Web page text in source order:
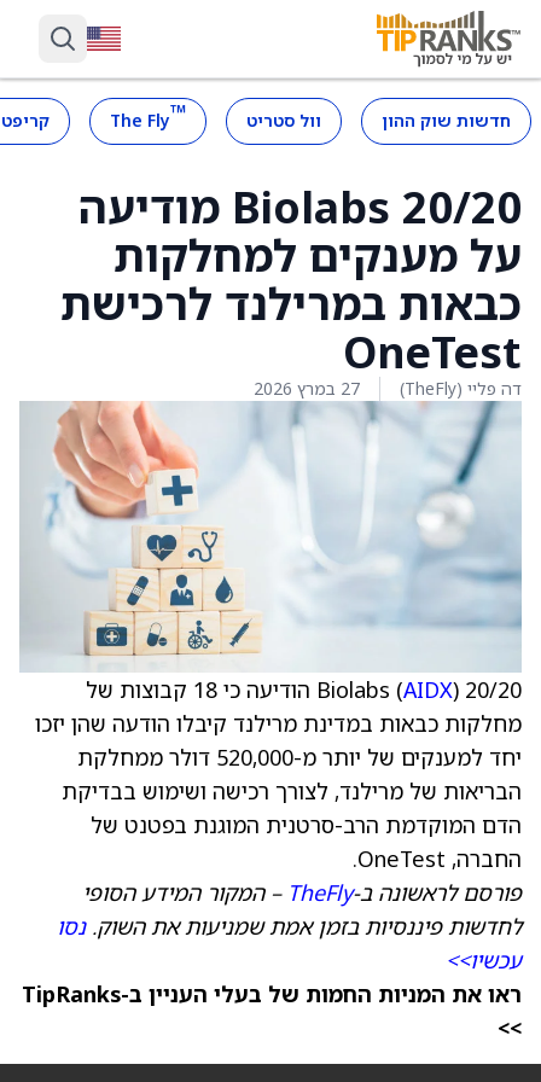
חדשות שוק ההון וול סטריט ™
The Fly
20/20 Biolabs מודיעה
על מענקים למחלקות
כבאות במרילנד לרכישת
OneTest
דה פליי (TheFly) 27 במרץ 2026
20/20 Biolabs (
AIDX
) הודיעה כי 18 קבוצות של
מחלקות כבאות במדינת מרילנד קיבלו הודעה שהן יזכו
יחד למענקים של יותר מ-520,000 דולר ממחלקת
הבריאות של מרילנד, לצורך רכישה ושימוש בבדיקת
הדם המוקדמת הרב-סרטנית המוגנת בפטנט של
החברה, OneTest.
פורסם לראשונה ב-TheFly – המקור המידע הסופי
לחדשות פיננסיות בזמן אמת שמניעות את השוק.נסו
עכשיו>>
ראו את המניות החמות של בעלי העניין ב-TipRanks
>>